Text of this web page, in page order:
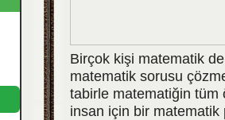
Birçok kişi matematik
matematik sorusu
tabirle matematiğin tüm
insan için bir